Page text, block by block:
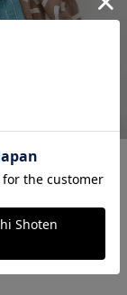
愛知県三河
はたや）、
技術を活か
トブラン